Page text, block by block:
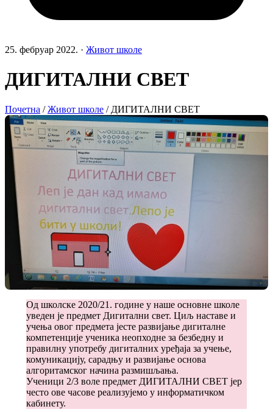
25. фебруар 2022. · Живот школе
ДИГИТАЛНИ СВЕТ
Почетна / Живот школе / ДИГИТАЛНИ СВЕТ
Од школске 2020/21. године у наше основне школе
уведен је предмет Дигитални свет. Циљ наставе и
учења овог предмета јесте развијање дигиталнe
компетенције ученика неопходне за безбедну и
правилну употребу дигиталних уређаја за учење,
комуникацију, сарадњу и развијање основа
алгоритамског начина размишљања.
Ученици 2/3 воле предмет ДИГИТАЛНИ СВЕТ јер
често ове часове реализујемо у информатичком
кабинету.